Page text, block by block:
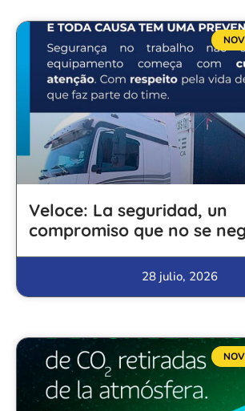
Veloce: La seguridad, un
compromiso que no se
28 julio, 2026